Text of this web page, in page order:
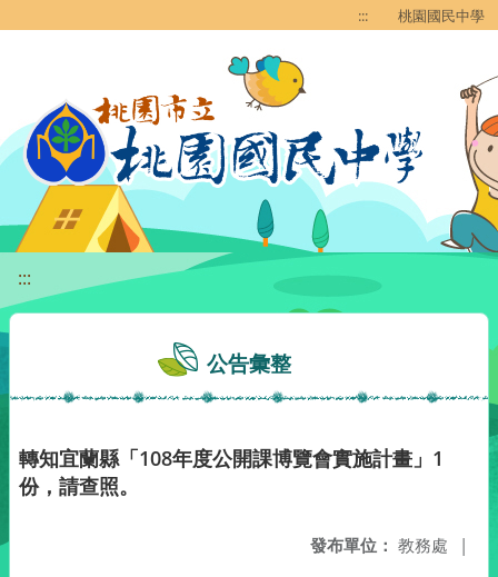
::: 桃園國民中學
:::
公告彙整
轉知宜蘭縣「108年度公開課博覽會實施計畫」1
份，請查照。
發布單位： 教務處 |